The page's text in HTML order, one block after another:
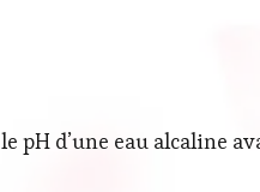
pH d’une eau alcaline